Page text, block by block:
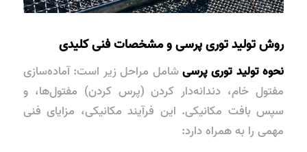
روش تولید توری پرسی و مشخصات فنی کلیدی
نحوه تولید توری پرسیشامل مراحل زیر است: آماده‌سازی
مفتول خام، دندانه‌دار کردن (پرس کردن) مفتول‌ها، و
سپس بافت مکانیکی. این فرآیند مکانیکی، مزایای فنی
مهمی را به همراه دارد: